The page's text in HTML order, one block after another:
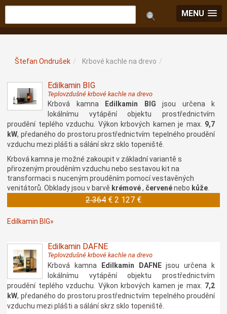
MENU
Štefan Ondrušek / Krbové kachle na drevo /
Edilkamin BIG
Teplovzdušné krbové kachle na drevo
Krbová kamna Edilkamin BIG jsou určena k
lokálnímu vytápění objektu prostřednictvím
proudění teplého vzduchu. Výkon krbových kamen je max. 9,7
kW, předaného do prostoru prostřednictvím tepelného proudění
vzduchu mezi plášti a sálání skrz sklo topeniště.
Krbová kamna je možné zakoupit v základní variantě s
přirozeným prouděním vzduchu nebo sestavou kit na
transformaci s nuceným prouděním pomocí vestavěných
venitátorů. Obklady jsou v barvě krémové, červenénebo kůže.
2 364 € 2 127 €
Edilkamin BIG»
Edilkamin DAFNE
Teplovzdušné krbové kachle na drevo
Krbová kamna Edilkamin DAFNEjsou určena k
lokálnímu vytápění objektu prostřednictvím
proudění teplého vzduchu. Výkon krbových kamen je max. 7,2
kW, předaného do prostoru prostřednictvím tepelného proudění
vzduchu mezi plášti a sálání skrz sklo topeniště.